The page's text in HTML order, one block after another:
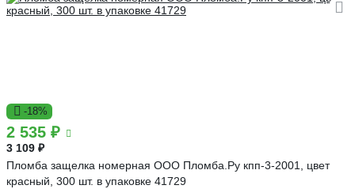
-18%
2 535 ₽
3 109 ₽
Пломба защелка номерная ООО Пломба.Ру кпп-3-2001, цвет
красный, 300 шт. в упаковке 41729